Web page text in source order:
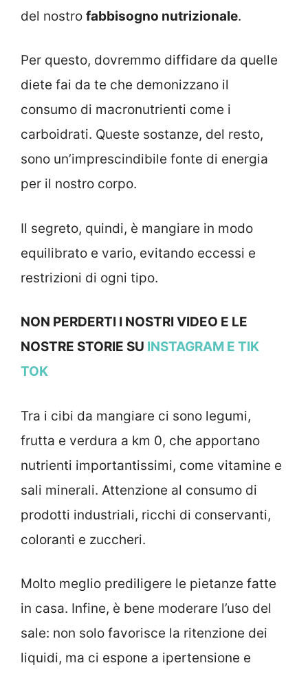
del nostro fabbisogno nutrizionale.
Per questo, dovremmo diffidare da quelle
diete fai da te che demonizzano il
consumo di macronutrienti come i
carboidrati. Queste sostanze, del resto,
sono un’imprescindibile fonte di energia
per il nostro corpo.
Il segreto, quindi, è mangiare in modo
equilibrato e vario, evitando eccessi e
restrizioni di ogni tipo.
NON PERDERTI I NOSTRI VIDEO E LE
NOSTRE STORIE SU INSTAGRAM E TIK
TOK
Tra i cibi da mangiare ci sono legumi,
frutta e verdura a km 0, che apportano
nutrienti importantissimi, come vitamine e
sali minerali. Attenzione al consumo di
prodotti industriali, ricchi di conservanti,
coloranti e zuccheri.
Molto meglio prediligere le pietanze fatte
in casa. Infine, è bene moderare l’uso del
sale: non solo favorisce la ritenzione dei
liquidi, ma ci espone a ipertensione e